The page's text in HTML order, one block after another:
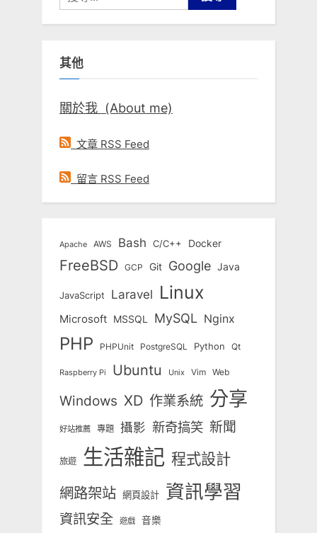
尋
關
字:
其他
關於我 (About me)
文章 RSS Feed
留言 RSS Feed
Apache AWS Bash C/C++ Docker
FreeBSD GCP Git Google Java
JavaScript Laravel Linux
Microsoft MSSQL MySQL Nginx
PHP PHPUnit PostgreSQL Python Qt
Raspberry Pi Ubuntu Unix Vim Web
Windows XD 作業系統 分享
好站推薦 專題 攝影 新奇搞笑 新聞
旅遊 生活雜記 程式設計
網路架站 網頁設計 資訊學習
資訊安全 遊戲 音樂